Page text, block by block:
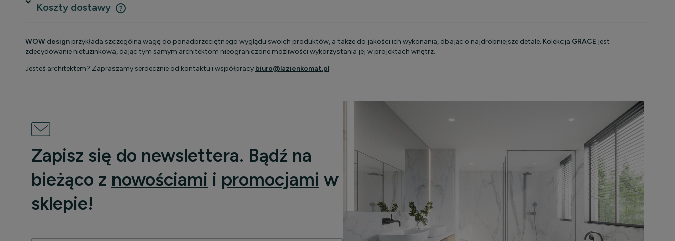
Koszty dostawy
Cena nie zawiera ewentualnych kosztów
płatności
WOW designprzykłada szczególną wagę do ponadprzeciętnego wyglądu swoich produktów, a także do jakości ich wykonania, dbając o najdrobniejsze detale. Kolekcja GRACE jest
zdecydowanie nietuzinkowa, dając tym samym architektom nieograniczone możliwości wykorzystania jej w projektach wnętrz.
Jesteś architektem? Zapraszamy serdecznie od kontaktu i współpracy biuro@lazienkomat.pl
Zapisz się do newslettera. Bądź na
bieżąco z nowościami i promocjami w
sklepie!